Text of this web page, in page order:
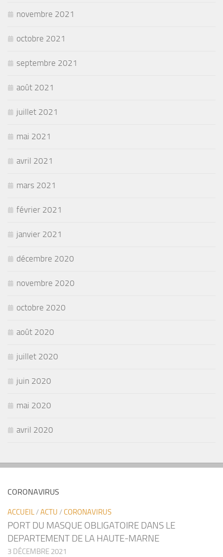
novembre 2021
octobre 2021
septembre 2021
août 2021
juillet 2021
mai 2021
avril 2021
mars 2021
février 2021
janvier 2021
décembre 2020
novembre 2020
octobre 2020
août 2020
juillet 2020
juin 2020
mai 2020
avril 2020
CORONAVIRUS
ACCUEIL/ACTU / CORONAVIRUS
PORT DU MASQUE OBLIGATOIRE DANS LE
DEPARTEMENT DE LA HAUTE-MARNE
3 DÉCEMBRE 2021